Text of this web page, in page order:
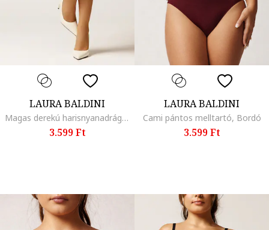
LAURA BALDINI
Magas derekú harisnyanadrág - 20 DEN, Bézs
3.599 Ft
LAURA BALDINI
Cami pántos melltartó, Bordó
3.599 Ft